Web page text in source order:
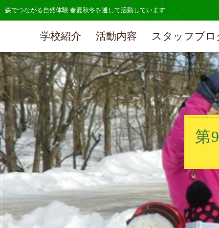
森でつながる自然体験 春夏秋冬を通して活動しています
学校紹介 活動内容 スタッフブロ
第